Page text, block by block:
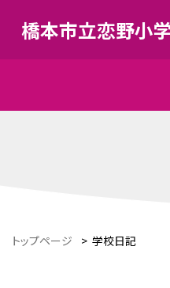
橋本市立恋野小
トップページ > 学校日記